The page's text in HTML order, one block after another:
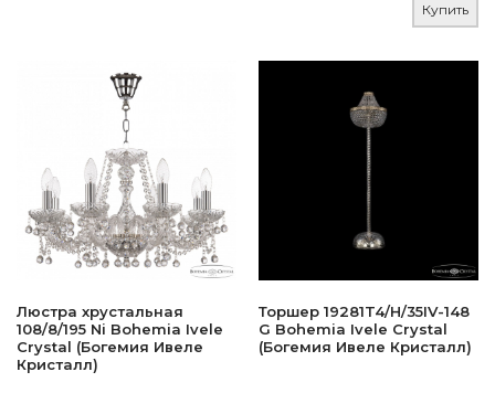
Купить
Люстра хрустальная
108/8/195 Ni Bohemia Ivele
Crystal (Богемия Ивеле
Кристалл)
Торшер 19281T4/H/35IV-148
G Bohemia Ivele Crystal
(Богемия Ивеле Кристалл)